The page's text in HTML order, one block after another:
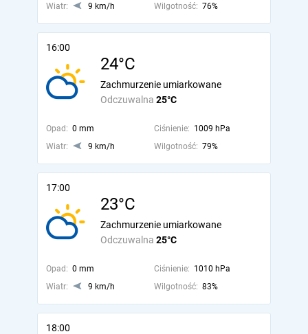
Wiatr:
9 km/h Wilgotność: 76%
16:00
24°C
Odczuwalna 25°C
Zachmurzenie umiarkowane
Opad: 0 mm Ciśnienie: 1009 hPa
Wiatr:
9 km/h Wilgotność: 79%
17:00
23°C
Odczuwalna 25°C
Zachmurzenie umiarkowane
Opad: 0 mm Ciśnienie: 1010 hPa
Wiatr:
9 km/h Wilgotność: 83%
18:00